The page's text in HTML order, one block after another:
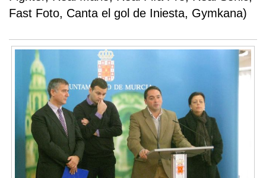
Fast Foto, Canta el gol de Iniesta, Gymkana)